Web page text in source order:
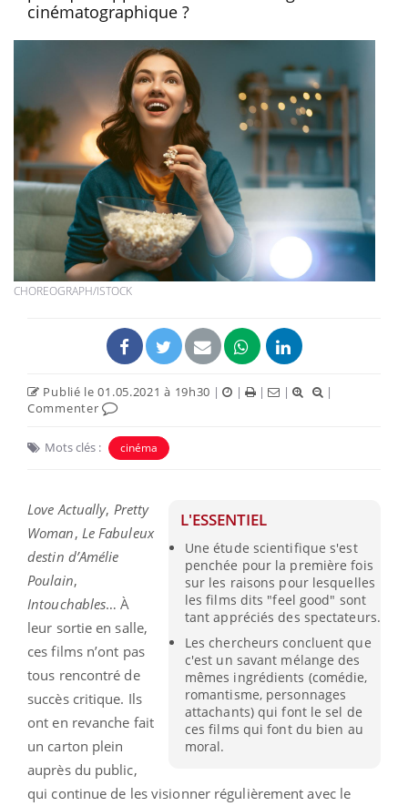
cinématographique ?
CHOREOGRAPH/ISTOCK
Publié le 01.05.2021 à 19h30 | | | |
|
Commenter
Mots clés : cinéma
L'ESSENTIEL
Une étude scientifique s'est
penchée pour la première fois
sur les raisons pour lesquelles
les films dits "feel good" sont
tant appréciés des spectateurs.
Les chercheurs concluent que
c'est un savant mélange des
mêmes ingrédients (comédie,
romantisme, personnages
attachants) qui font le sel de
ces films qui font du bien au
moral.
Love Actually, Pretty
Woman, Le Fabuleux
destin d’Amélie
Poulain,
Intouchables… À
leur sortie en salle,
ces films n’ont pas
tous rencontré de
succès critique. Ils
ont en revanche fait
un carton plein
auprès du public,
qui continue de les visionner régulièrement avec le